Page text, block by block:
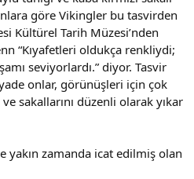
göre Vikingler bu tasvirden
Kültürel Tarih Müzesi’nden
“Kıyafetleri oldukça renkliydi;
seviyorlardı.” diyor. Tasvir
onlar, görünüşleri için çok
sakallarını düzenli olarak yıkar
yakın zamanda icat edilmiş olan